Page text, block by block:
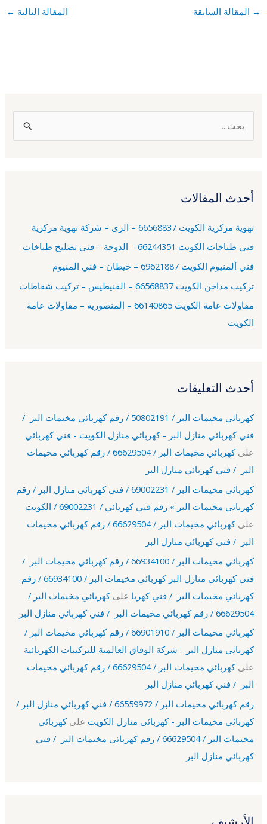
→ المقالة السابقة المقالة التالية ←
ث
ن
:
أحدث المقالات
تهوية مركزية الكويت 66568837 – الري – شركة تهوية مركزية
فني طباخات الكويت 66244351 – الدوحة – فني تصليح طباخات
فني ألمنيوم الكويت 69621887 – خيطان – فني المنيوم
تركيب مداخن الكويت 66568837 – الفنيطيس – تركيب شفاطات
مقاولات عامة الكويت 66140865 – المنصورية – مقاولات عامة
الكويت
أحدث التعليقات
كهربائي مخيمات البر / 50802191 / رقم كهربائي مخيمات البر /
فني كهربائي منازل البر - كهربائي منازل الكويت - فني كهربائي
على
كهربائي مخيمات البر / 66629504 / رقم كهربائي مخيمات
البر / فني كهربائي منازل البر
كهربائي مخيمات البر / 69002231 / فني كهربائي منازل البر / رقم
كهربائي مخيمات البر » رقم فني كهربائي / 69002231 / الكويت
على
كهربائي مخيمات البر / 66629504 / رقم كهربائي مخيمات
البر / فني كهربائي منازل البر
كهربائي مخيمات البر / 66934100 / رقم كهربائي مخيمات البر /
فني كهربائي منازل البر كهربائي مخيمات البر / 66934100 / رقم
كهربائي مخيمات البر / فني كهربا علىكهربائي مخيمات البر /
66629504 / رقم كهربائي مخيمات البر / فني كهربائي منازل البر
كهربائي مخيمات البر / 66901910 / رقم كهربائي مخيمات البر /
كهربائي منازل البر - شركة الوفاق العالمية للتركيبات الكهربائية
على
كهربائي مخيمات البر / 66629504 / رقم كهربائي مخيمات
البر / فني كهربائي منازل البر
رقم كهربائي مخيمات البر / 66559972 / فني كهربائي منازل البر /
كهربائي مخيمات البر - كهربائى منازل الكويت علىكهربائي
مخيمات البر / 66629504 / رقم كهربائي مخيمات البر / فني
كهربائي منازل البر